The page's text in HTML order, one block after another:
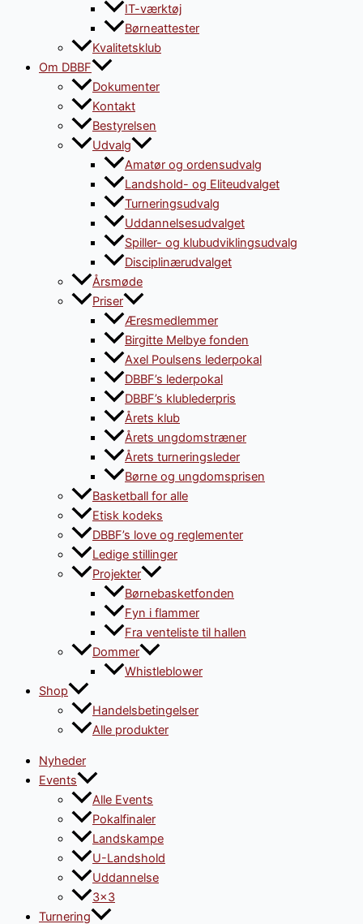
IT-værktøj
Børneattester
Kvalitetsklub
Om DBBF
Dokumenter
Kontakt
Bestyrelsen
Udvalg
Amatør og ordensudvalg
Landshold- og Eliteudvalget
Turneringsudvalg
Uddannelsesudvalget
Spiller- og klubudviklingsudvalg
Disciplinærudvalget
Årsmøde
Priser
Æresmedlemmer
Birgitte Melbye fonden
Axel Poulsens lederpokal
DBBF’s lederpokal
DBBF’s klublederpris
Årets klub
Årets ungdomstræner
Årets turneringsleder
Børne og ungdomsprisen
Basketball for alle
Etisk kodeks
DBBF’s love og reglementer
Ledige stillinger
Projekter
Børnebasketfonden
Fyn i flammer
Fra venteliste til hallen
Dommer
Whistleblower
Shop
Handelsbetingelser
Alle produkter
Nyheder
Events
Alle Events
Pokalfinaler
Landskampe
U-Landshold
Uddannelse
3×3
Turnering